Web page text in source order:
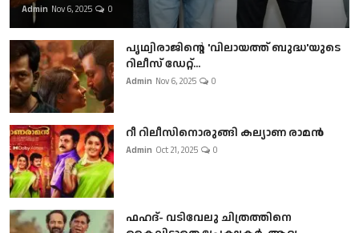
Admin Nov 6, 2025 0
പൃഥ്വിരാജിന്റെ 'വിലായത്ത് ബുദ്ധ'യുടെ
റിലീസ് ഡേറ്റ്...
Admin Nov 6, 2025 0
റീ റിലീസിനൊരുങ്ങി കല്യാണ രാമൻ
Admin Oct 21, 2025 0
ഫഹദ്- വടിവേലു ചിത്രത്തിനെ